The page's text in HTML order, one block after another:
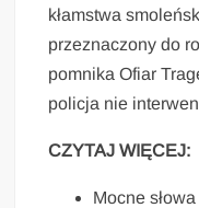
kłamstwa
przeznaczony do
pomnika Ofiar
policja nie
CZYTAJ WIĘCEJ:
Mocne